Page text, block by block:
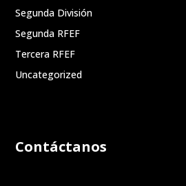
Segunda División
Segunda RFEF
Tercera RFEF
Uncategorized
Contáctanos